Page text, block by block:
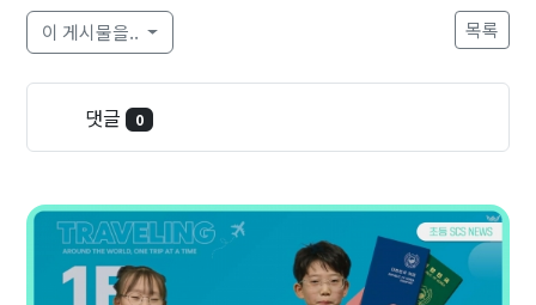
이 게시물을.. 목록
댓글 0